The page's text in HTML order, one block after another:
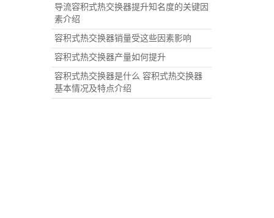
导流容积式热交换器提升知名度的关键因
素介绍
容积式热交换器销量受这些因素影响
容积式热交换器产量如何提升
容积式热交换器是什么 容积式热交换器
基本情况及特点介绍